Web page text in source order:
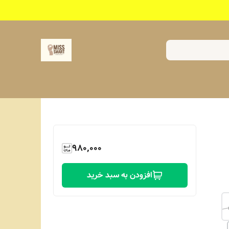
980,000
افزودن به سبد خرید